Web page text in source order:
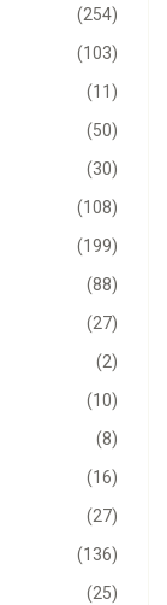
(254)
(103)
(11)
(50)
(30)
(108)
(199)
(88)
(27)
(2)
(10)
(8)
(16)
(27)
(136)
(25)